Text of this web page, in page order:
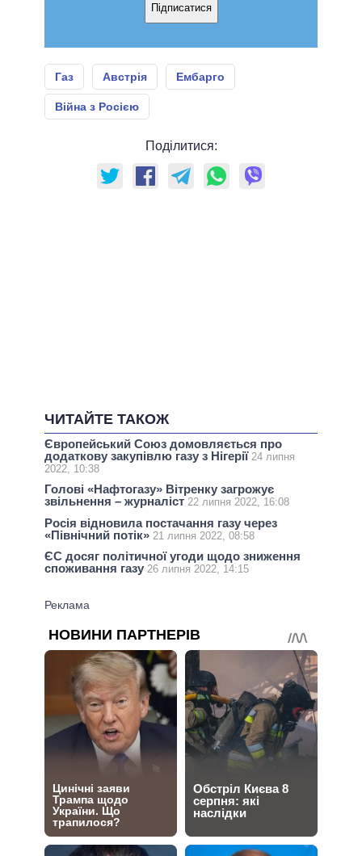
Підписатися
Газ Австрія Ембарго
Війна з Росією
Поділитися:
ЧИТАЙТЕ ТАКОЖ
Європейський Союз домовляється про
додаткову закупівлю газу з Нігерії 24 липня
2022, 10:38
Голові «Нафтогазу» Вітренку загрожує
звільнення – журналіст 22 липня 2022, 16:08
Росія відновила постачання газу через
«Північний потік» 21 липня 2022, 08:58
ЄС досяг політичної угоди щодо зниження
споживання газу 26 липня 2022, 14:15